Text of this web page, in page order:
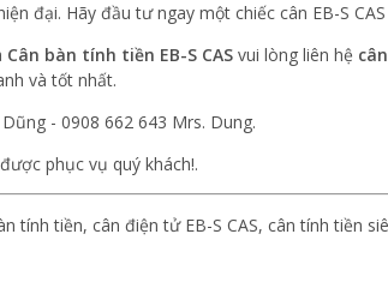
đại. Hãy đầu tư ngay một chiếc cân EB-S
Cân bàn tính tiền EB-S CAS vui lòng liên hệ
và tốt nhất.
- 0908 662 643 Mrs. Dung.
phục vụ quý khách!.
tính tiền, cân điện tử EB-S CAS, cân tính tiền